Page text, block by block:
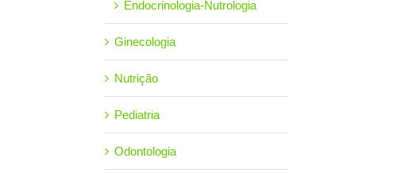
Endocrinologia-Nutrologia
Ginecologia
Nutrição
Pediatria
Odontologia